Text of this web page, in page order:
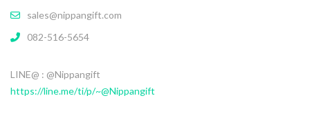
sales@nippangift.com
082-516-5654
LINE@ : @Nippangift
https://line.me/ti/p/~@Nippangift